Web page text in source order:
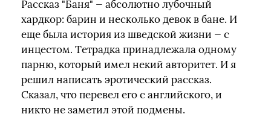
Рассказ "Баня" — абсолютно лубочный
хардкор: барин и несколько девок в бане. И
еще была история из шведской жизни — с
инцестом. Тетрадка принадлежала одному
парню, который имел некий авторитет. И я
решил написать эротический рассказ.
Сказал, что перевел его с английского, и
никто не заметил этой подмены.